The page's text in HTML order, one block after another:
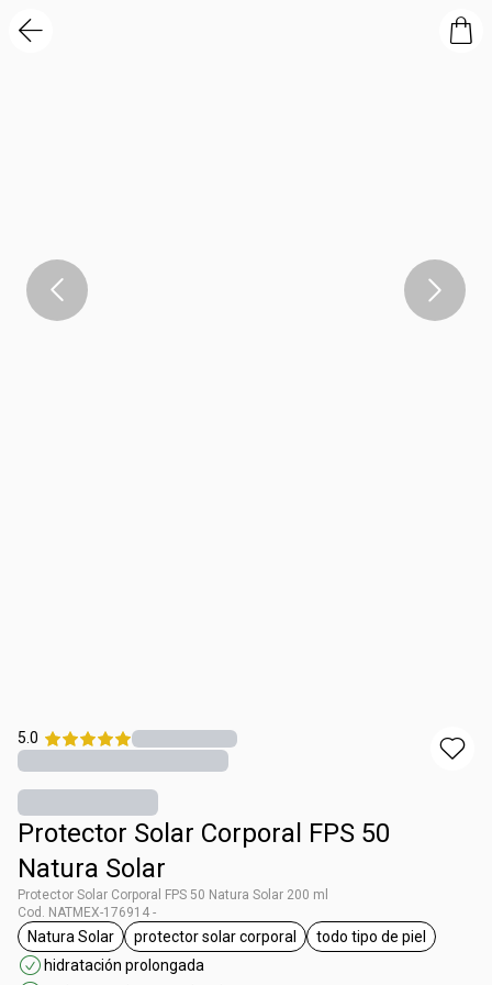
5.0
Protector Solar Corporal FPS 50
Natura Solar
Protector Solar Corporal FPS 50 Natura Solar 200 ml
Cod. NATMEX-176914 -
etiqueta Natura Solar
Natura Solar
etiqueta protector solar corporal
protector solar corporal
etiqueta todo
todo tipo de piel
hidratación prolongada